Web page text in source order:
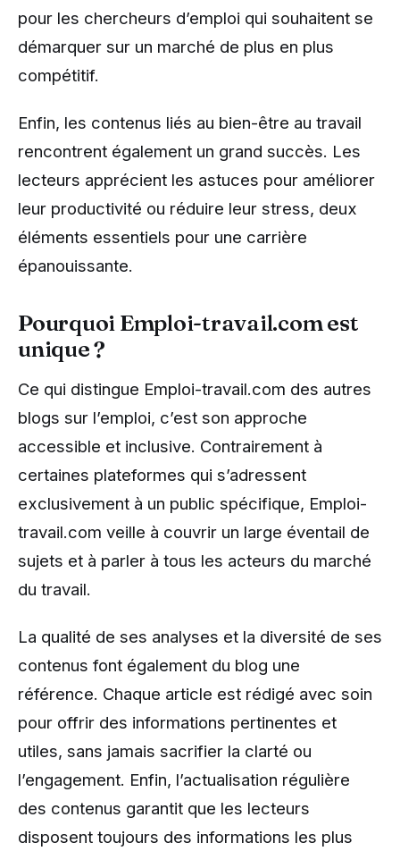
pour les chercheurs d’emploi qui souhaitent se
démarquer sur un marché de plus en plus
compétitif.
Enfin, les contenus liés au bien-être au travail
rencontrent également un grand succès. Les
lecteurs apprécient les astuces pour améliorer
leur productivité ou réduire leur stress, deux
éléments essentiels pour une carrière
épanouissante.
Pourquoi Emploi-travail.com est
unique ?
Ce qui distingue Emploi-travail.com des autres
blogs sur l’emploi, c’est son approche
accessible et inclusive. Contrairement à
certaines plateformes qui s’adressent
exclusivement à un public spécifique, Emploi-
travail.com veille à couvrir un large éventail de
sujets et à parler à tous les acteurs du marché
du travail.
La qualité de ses analyses et la diversité de ses
contenus font également du blog une
référence. Chaque article est rédigé avec soin
pour offrir des informations pertinentes et
utiles, sans jamais sacrifier la clarté ou
l’engagement. Enfin, l’actualisation régulière
des contenus garantit que les lecteurs
disposent toujours des informations les plus